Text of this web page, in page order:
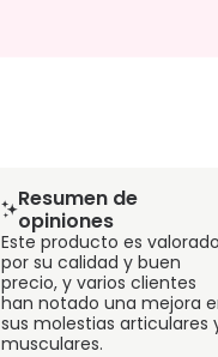
Resumen de
opiniones
Este producto es
por su calidad y buen
precio, y varios clientes
han notado una mejora
sus molestias articulares
musculares.